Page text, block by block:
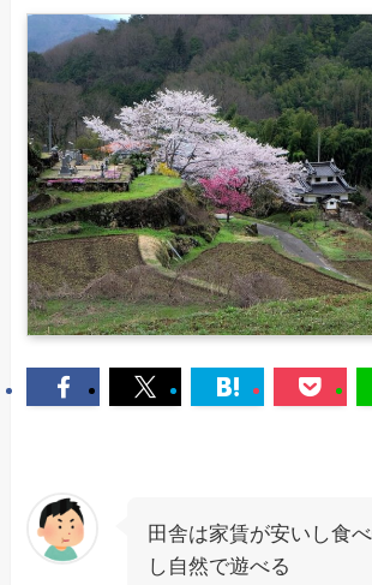
田舎は家賃が安いし食
し自然で遊べる